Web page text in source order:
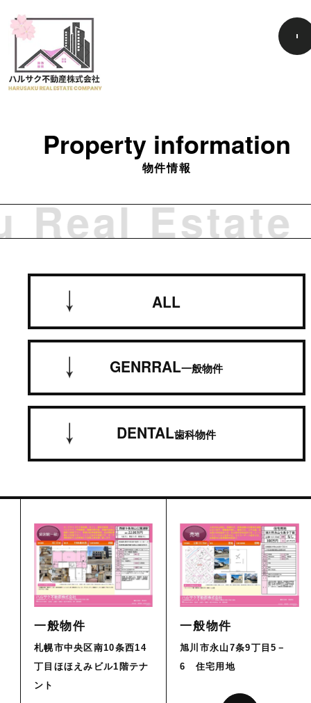
Property information
物件情報
Real Estate
ALL
GENRRAL一般物件
DENTAL歯科物件
一般物件
札幌市中央区南10条西14
丁目ほほえみビル1階テナ
ント
一般物件
旭川市永山7条9丁目5－
6 住宅用地